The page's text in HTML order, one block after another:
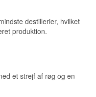
· Blomstret
destillerier i Diageos portefølje
af
destillerier, hvilket
produktion.
et strejf af røg og en